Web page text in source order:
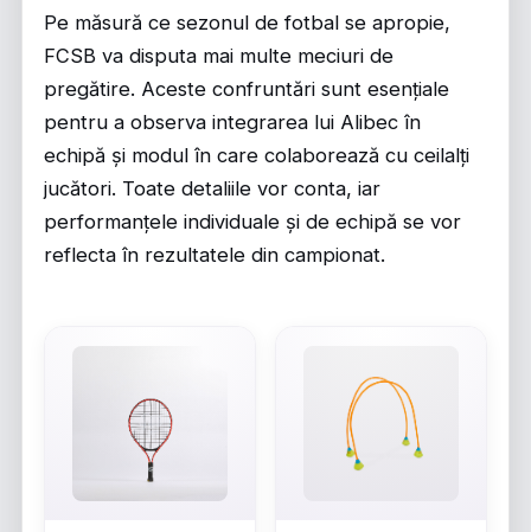
Pe măsură ce sezonul de fotbal se apropie,
FCSB va disputa mai multe meciuri de
pregătire. Aceste confruntări sunt esențiale
pentru a observa integrarea lui Alibec în
echipă și modul în care colaborează cu ceilalți
jucători. Toate detaliile vor conta, iar
performanțele individuale și de echipă se vor
reflecta în rezultatele din campionat.